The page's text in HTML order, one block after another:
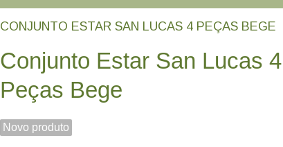
CONJUNTO ESTAR SAN LUCAS 4 PEÇAS BEGE
Conjunto Estar San Lucas 4
Peças Bege
Novo produto